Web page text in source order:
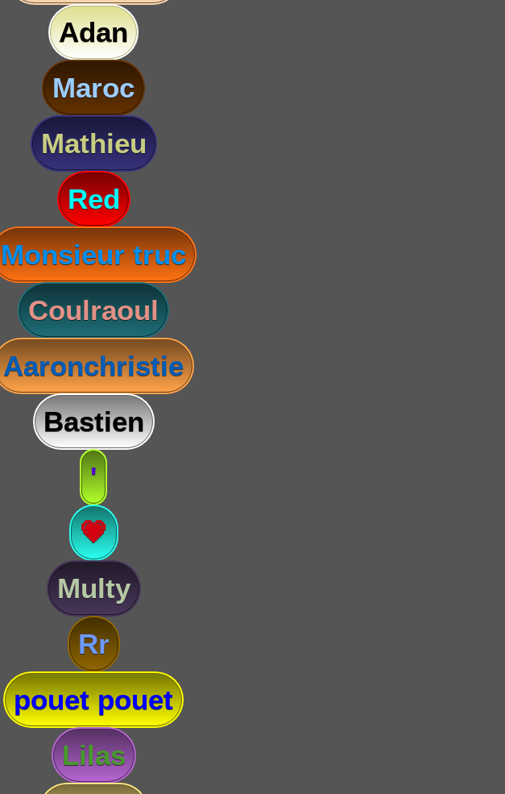
Adan
Maroc
Mathieu
Red
Monsieur truc
Coulraoul
Aaronchristie
Bastien
'
💗
Multy
Rr
pouet pouet
Lilas